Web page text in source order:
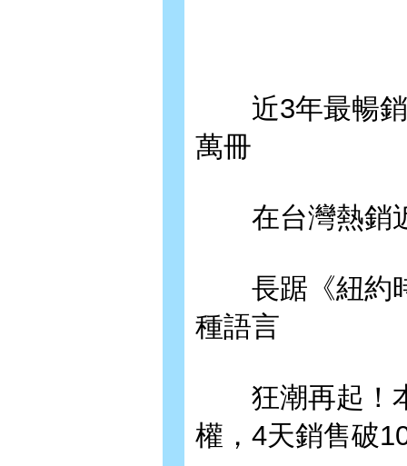
近3年最暢銷
萬冊
在台灣熱銷
長踞《紐約時
種語言
狂潮再起！本
權，4天銷售破